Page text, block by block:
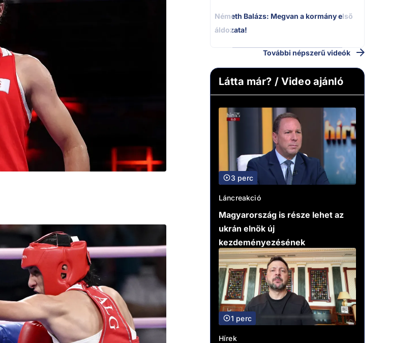
Németh Balázs: Megvan a kormány első
áldozata!
További népszerű videók
Látta már? / Video ajánló
3 perc
Láncreakció
Magyarország is része lehet az
ukrán elnök új
kezdeményezésének
1 perc
Hírek